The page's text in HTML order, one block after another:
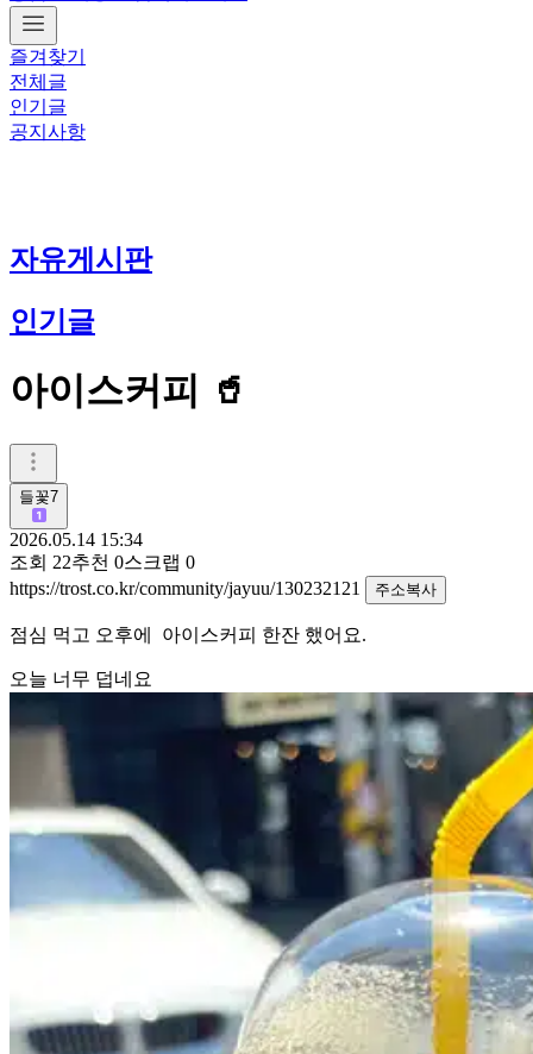
즐겨찾기
전체글
인기글
공지사항
자유게시판
인기글
아이스커피 🥤
들꽃7
2026.05.14 15:34
조회 22추천 0스크랩 0
https://trost.co.kr/community/jayuu/130232121
주소복사
점심 먹고 오후에 아이스커피 한잔 했어요.
오늘 너무 덥네요